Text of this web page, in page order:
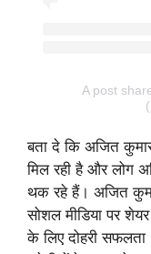
A post
बता दे कि अजित
मिल रही है और लोग
थक रहे हैं। अजित
सोशल मीडिया पर
के लिए दोहरी